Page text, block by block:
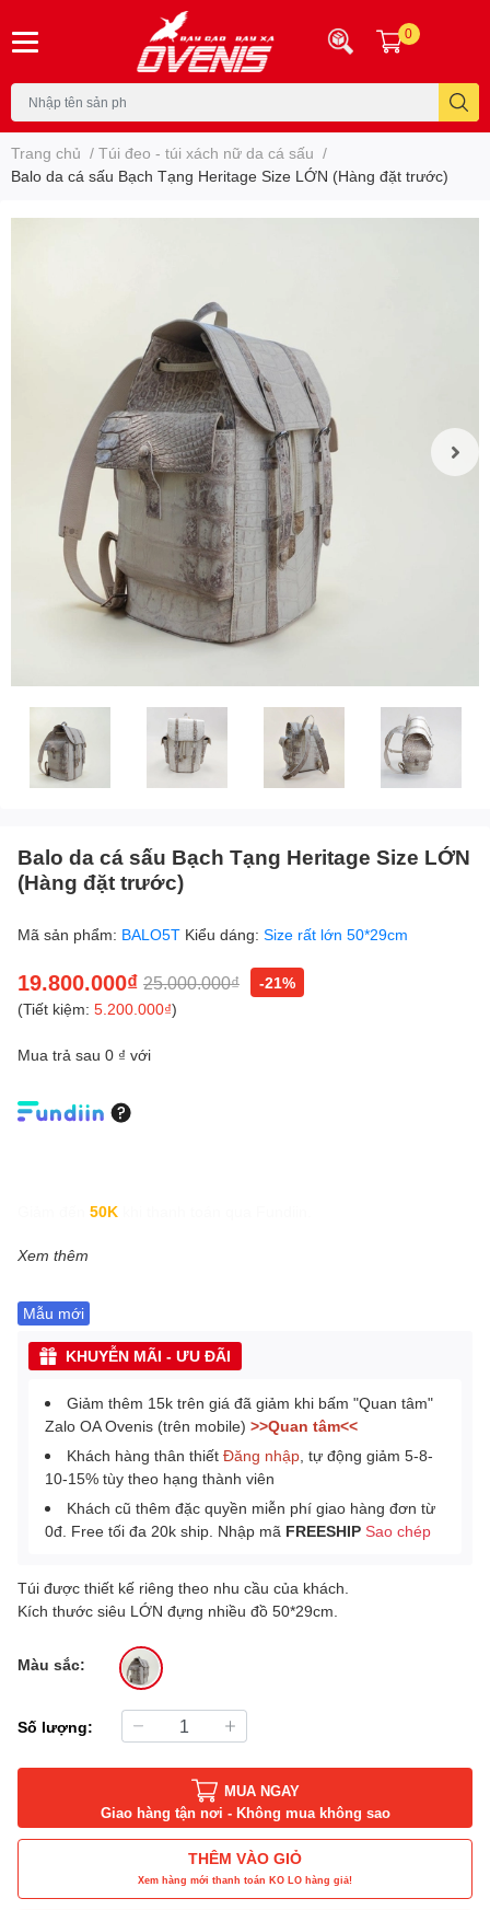
0
Trang chủ / Túi đeo - túi xách nữ da cá sấu /
Balo da cá sấu Bạch Tạng Heritage Size LỚN (Hàng đặt trước)
Balo da cá sấu Bạch Tạng Heritage Size LỚN
(Hàng đặt trước)
Mã sản phẩm: BALO5T Kiểu dáng: Size rất lớn 50*29cm
19.800.000₫ 25.000.000₫
-21%
(Tiết kiệm: 5.200.000₫)
Mua trả sau 0 ₫ với
50K
Xem thêm
Mẫu mới
KHUYỄN MÃI - ƯU ĐÃI
Giảm thêm 15k trên giá đã giảm khi bấm "Quan tâm"
Zalo OA Ovenis (trên mobile) >>Quan tâm<<
Khách hàng thân thiết Đăng nhập , tự động giảm 5-8-
10-15% tùy theo hạng thành viên
Khách cũ thêm đặc quyền miễn phí giao hàng đơn từ
0đ. Free tối đa 20k ship. Nhập mã FREESHIP Sao chép
Túi được thiết kế riêng theo nhu cầu của khách.
Kích thước siêu LỚN đựng nhiều đồ 50*29cm.
Màu sắc:
Số lượng:
MUA NGAY
Giao hàng tận nơi - Không mua không sao
THÊM VÀO GIỎ
Xem hàng mới thanh toán KO LO hàng giả!